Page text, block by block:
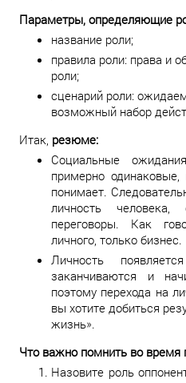
Параметры, определяющие
название роли;
правила роли: права и
роли;
сценарий роли:
возможный набор
Итак, резюме:
Социальные
примерно
понимает.
личность
переговоры. Как
личного, только бизнес.
Личность
заканчиваются и
поэтому перехода на
вы хотите добиться
жизнь».
Что важно помнить во время
Назовите роль